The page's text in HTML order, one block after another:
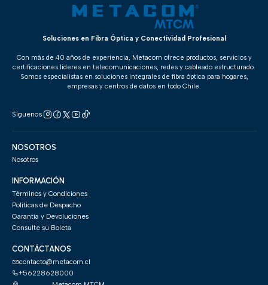
Soluciones en Fibra Óptica y Conectividad Profesional
Con más de 40 años de experiencia, Metacom ofrece productos, servicios y
certificaciones líderes en telecomunicaciones, redes y cableado estructurado.
Somos especialistas en soluciones integrales de fibra óptica para hogares,
empresas y centros de datos en todo Chile.
Síguenos
NOSOTROS
Nosotros
INFORMACIÓN
Términos y Condiciones
Políticas de Despacho
Garantía y Devoluciones
Consulte su Boleta
CONTÁCTANOS
contacto@metacom.cl
+56228628000